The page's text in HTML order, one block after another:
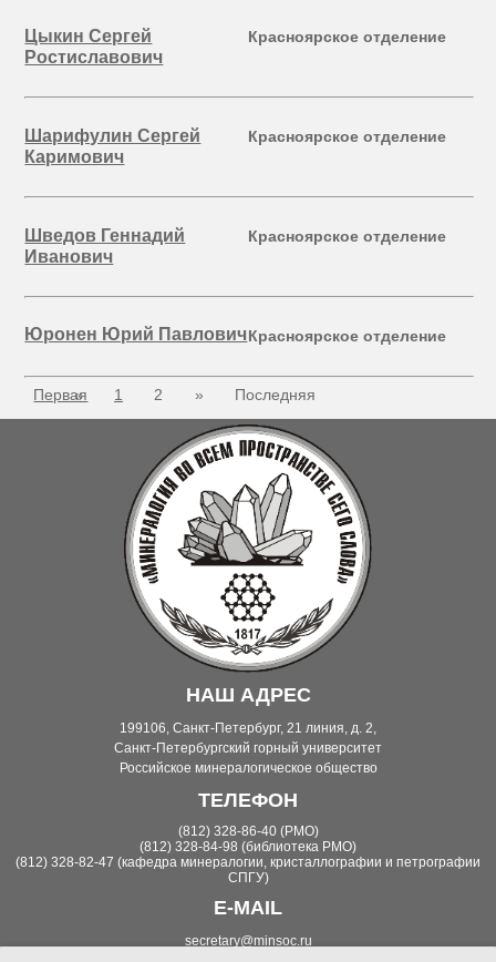
Цыкин Сергей
Ростиславович
Красноярское отделение
Шарифулин Сергей
Каримович
Красноярское отделение
Шведов Геннадий
Иванович
Красноярское отделение
Юронен Юрий ПавловичКрасноярское отделение
Первая
« 1 2 » Последняя
НАШ АДРЕС
199106, Санкт-Петербург, 21 линия, д. 2,
Санкт-Петербургский горный университет
Российское минералогическое общество
ТЕЛЕФОН
(812) 328-86-40 (РМО)
(812) 328-84-98 (библиотека РМО)
(812) 328-82-47 (кафедра минералогии, кристаллографии и петрографии
СПГУ)
E-MAIL
secretary@minsoc.ru